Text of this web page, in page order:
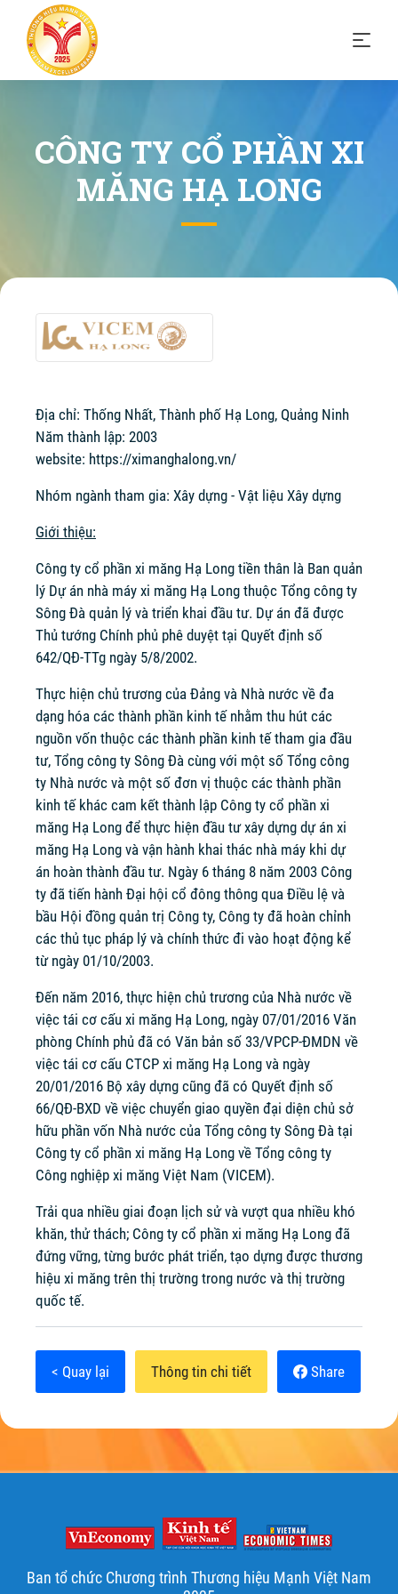
CÔNG TY CỔ PHẦN XI
MĂNG HẠ LONG
Địa chỉ: Thống Nhất, Thành phố Hạ Long, Quảng Ninh
Năm thành lập: 2003
website: https://ximanghalong.vn/
Nhóm ngành tham gia: Xây dựng - Vật liệu Xây dựng
Giới thiệu:
Công ty cổ phần xi măng Hạ Long tiền thân là Ban quản
lý Dự án nhà máy xi măng Hạ Long thuộc Tổng công ty
Sông Đà quản lý và triển khai đầu tư. Dự án đã được
Thủ tướng Chính phủ phê duyệt tại Quyết định số
642/QĐ-TTg ngày 5/8/2002.
Thực hiện chủ trương của Đảng và Nhà nước về đa
dạng hóa các thành phần kinh tế nhằm thu hút các
nguồn vốn thuộc các thành phần kinh tế tham gia đầu
tư, Tổng công ty Sông Đà cùng với một số Tổng công
ty Nhà nước và một số đơn vị thuộc các thành phần
kinh tế khác cam kết thành lập Công ty cổ phần xi
măng Hạ Long để thực hiện đầu tư xây dựng dự án xi
măng Hạ Long và vận hành khai thác nhà máy khi dự
án hoàn thành đầu tư. Ngày 6 tháng 8 năm 2003 Công
ty đã tiến hành Đại hội cổ đông thông qua Điều lệ và
bầu Hội đồng quản trị Công ty, Công ty đã hoàn chỉnh
các thủ tục pháp lý và chính thức đi vào hoạt động kể
từ ngày 01/10/2003.
Đến năm 2016, thực hiện chủ trương của Nhà nước về
việc tái cơ cấu xi măng Hạ Long, ngày 07/01/2016 Văn
phòng Chính phủ đã có Văn bản số 33/VPCP-ĐMDN về
việc tái cơ cấu CTCP xi măng Hạ Long và ngày
20/01/2016 Bộ xây dựng cũng đã có Quyết định số
66/QĐ-BXD về việc chuyển giao quyền đại diện chủ sở
hữu phần vốn Nhà nước của Tổng công ty Sông Đà tại
Công ty cổ phần xi măng Hạ Long về Tổng công ty
Công nghiệp xi măng Việt Nam (VICEM).
Trải qua nhiều giai đoạn lịch sử và vượt qua nhiều khó
khăn, thử thách; Công ty cổ phần xi măng Hạ Long đã
đứng vững, từng bước phát triển, tạo dựng được thương
hiệu xi măng trên thị trường trong nước và thị trường
quốc tế.
< Quay lại Thông tin chi tiết Share
Ban tổ chức Chương trình Thương hiệu Mạnh Việt Nam